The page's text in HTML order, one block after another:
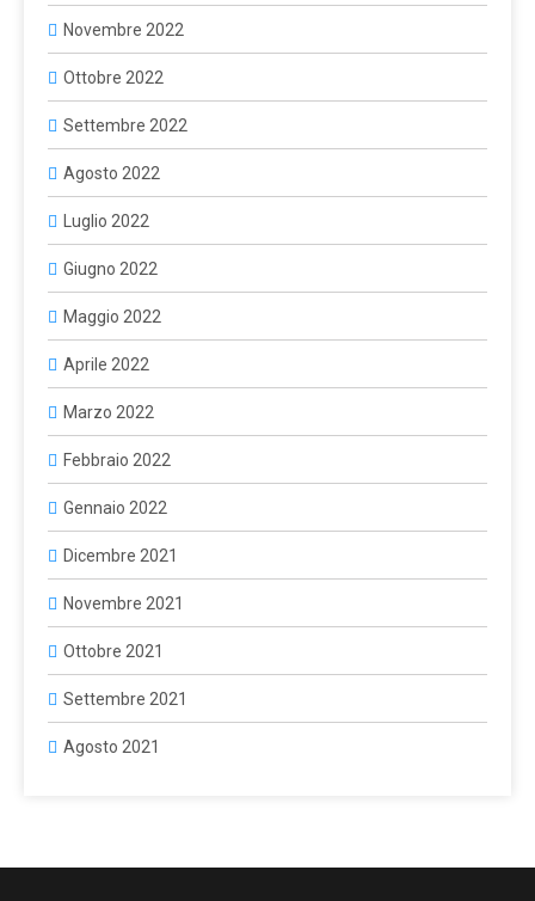
Novembre 2022
Ottobre 2022
Settembre 2022
Agosto 2022
Luglio 2022
Giugno 2022
Maggio 2022
Aprile 2022
Marzo 2022
Febbraio 2022
Gennaio 2022
Dicembre 2021
Novembre 2021
Ottobre 2021
Settembre 2021
Agosto 2021